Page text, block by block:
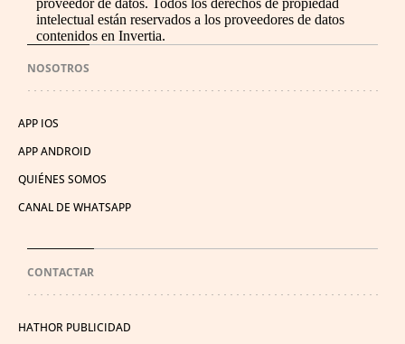
proveedor de datos. Todos los derechos de propiedad
intelectual están reservados a los proveedores de datos
contenidos en Invertia.
NOSOTROS
APP IOS
APP ANDROID
QUIÉNES SOMOS
CANAL DE WHATSAPP
CONTACTAR
HATHOR PUBLICIDAD